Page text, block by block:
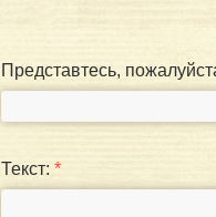
Представтесь,
Текст:*